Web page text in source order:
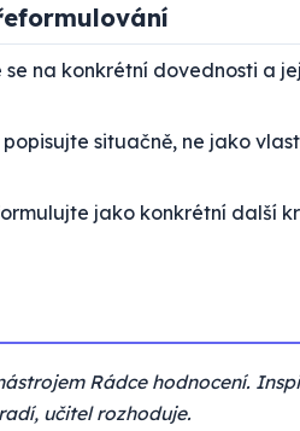
se na konkrétní dovednosti a
popisujte situačně, ne jako
jako konkrétní další
Rádce hodnocení.
učitel rozhoduje.